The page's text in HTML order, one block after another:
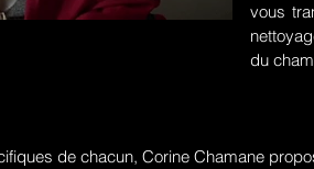
vous
du
de chacun, Corine Chamane